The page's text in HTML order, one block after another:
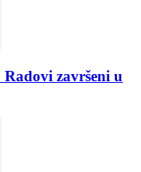
završeni u